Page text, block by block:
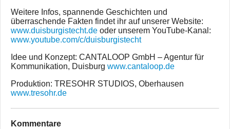
Weitere Infos, spannende Geschichten und
überraschende Fakten findet ihr auf unserer Website:
www.duisburgistecht.de oder unserem YouTube-Kanal:
www.youtube.com/c/duisburgistecht
Idee und Konzept: CANTALOOP GmbH – Agentur für
Kommunikation, Duisburg www.cantaloop.de
Produktion: TRESOHR STUDIOS, Oberhausen
www.tresohr.de
Kommentare